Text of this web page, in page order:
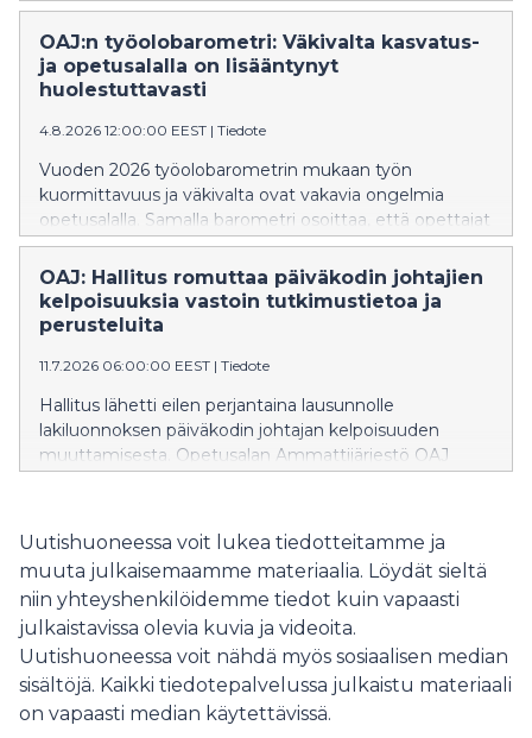
OAJ:n työolobarometri: Väkivalta kasvatus-
ja opetusalalla on lisääntynyt
huolestuttavasti
4.8.2026 12:00:00 EEST | Tiedote
Vuoden 2026 työolobarometrin mukaan työn
kuormittavuus ja väkivalta ovat vakavia ongelmia
opetusalalla. Samalla barometri osoittaa, että opettajat
ovat aiempaa tyytyväisempiä työoloihinsa.
OAJ: Hallitus romuttaa päiväkodin johtajien
kelpoisuuksia vastoin tutkimustietoa ja
perusteluita
11.7.2026 06:00:00 EEST | Tiedote
Hallitus lähetti eilen perjantaina lausunnolle
lakiluonnoksen päiväkodin johtajan kelpoisuuden
muuttamisesta. Opetusalan Ammattijärjestö OAJ
tutkittua tietoa ja ilman muutostarvetta.
Uutishuoneessa voit lukea tiedotteitamme ja
muuta julkaisemaamme materiaalia. Löydät sieltä
niin yhteyshenkilöidemme tiedot kuin vapaasti
julkaistavissa olevia kuvia ja videoita.
Uutishuoneessa voit nähdä myös sosiaalisen median
sisältöjä. Kaikki tiedotepalvelussa julkaistu materiaali
on vapaasti median käytettävissä.